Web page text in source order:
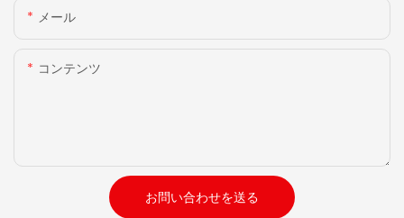
メール
コンテンツ
お問い合わせを送る